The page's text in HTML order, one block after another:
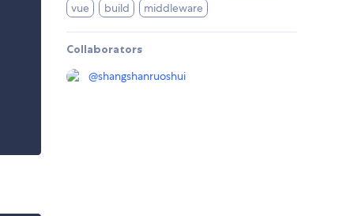
vue
build middleware
Collaborators
@shangshanruoshui